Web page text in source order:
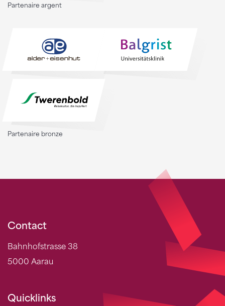
Partenaire argent
Partenaire bronze
Contact
Bahnhofstrasse 38
5000 Aarau
Quicklinks